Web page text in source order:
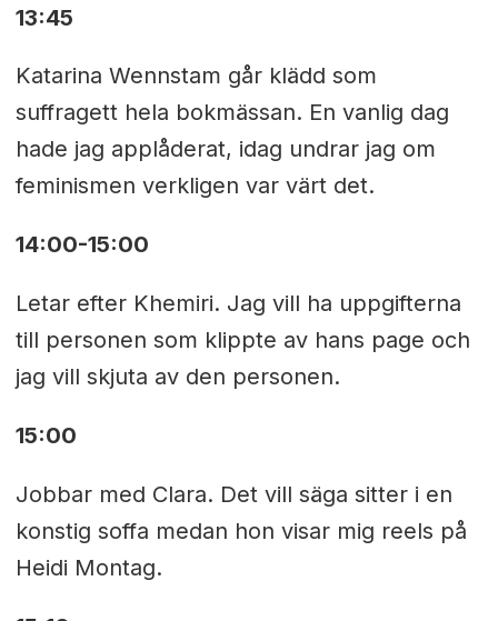
13:45
Katarina Wennstam går klädd som
suffragett hela bokmässan. En vanlig dag
hade jag applåderat, idag undrar jag om
feminismen verkligen var värt det.
14:00-15:00
Letar efter Khemiri. Jag vill ha uppgifterna
till personen som klippte av hans page och
jag vill skjuta av den personen.
15:00
Jobbar med Clara. Det vill säga sitter i en
konstig soffa medan hon visar mig reels på
Heidi Montag.